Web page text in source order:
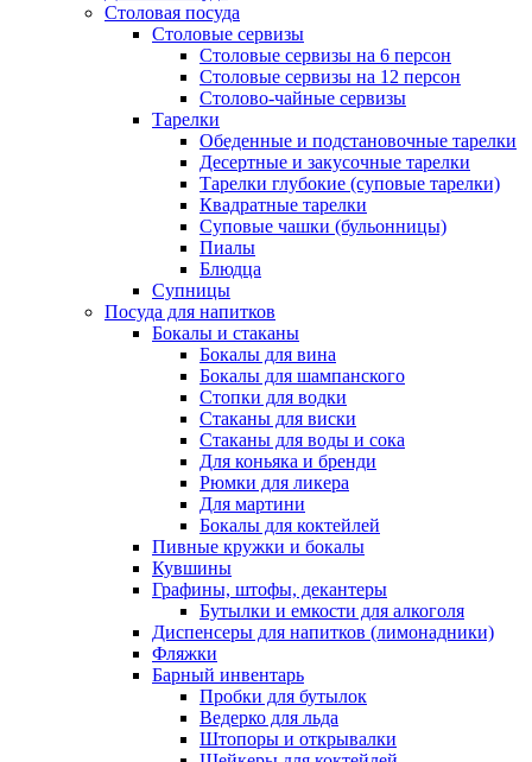
Столовая посуда
Столовые сервизы
Столовые сервизы на 6 персон
Столовые сервизы на 12 персон
Столово-чайные сервизы
Тарелки
Обеденные и подстановочные тарелки
Десертные и закусочные тарелки
Тарелки глубокие (суповые тарелки)
Квадратные тарелки
Суповые чашки (бульонницы)
Пиалы
Блюдца
Супницы
Посуда для напитков
Бокалы и стаканы
Бокалы для вина
Бокалы для шампанского
Стопки для водки
Стаканы для виски
Стаканы для воды и сока
Для коньяка и бренди
Рюмки для ликера
Для мартини
Бокалы для коктейлей
Пивные кружки и бокалы
Кувшины
Графины, штофы, декантеры
Бутылки и емкости для алкоголя
Диспенсеры для напитков (лимонадники)
Фляжки
Барный инвентарь
Пробки для бутылок
Ведерко для льда
Штопоры и открывалки